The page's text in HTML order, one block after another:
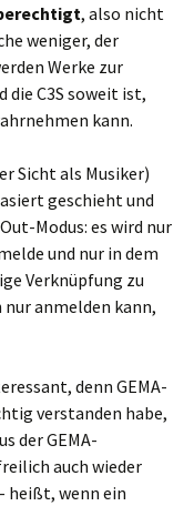
, also nicht
weniger, der
Werke zur
die C3S soweit ist,
kann.
Sicht als Musiker)
geschieht und
Modus: es wird nur
und nur in dem
Verknüpfung zu
anmelden kann,
denn GEMA-
verstanden habe,
der GEMA-
auch wieder
heißt, wenn ein